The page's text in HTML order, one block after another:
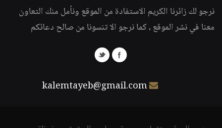
نرجو لك زائرنا الكريم الاستفادة من الموقع ونأمل منك التعاون
معنا في نشر الموقع ، كما نرجو الا تنسونا من صالح دعائكم
kalemtayeb@gmail.com